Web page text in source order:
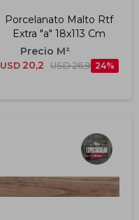
Porcelanato Malto Rtf
Extra "a" 18x113 Cm
USD 20,2 USD 26,9 24